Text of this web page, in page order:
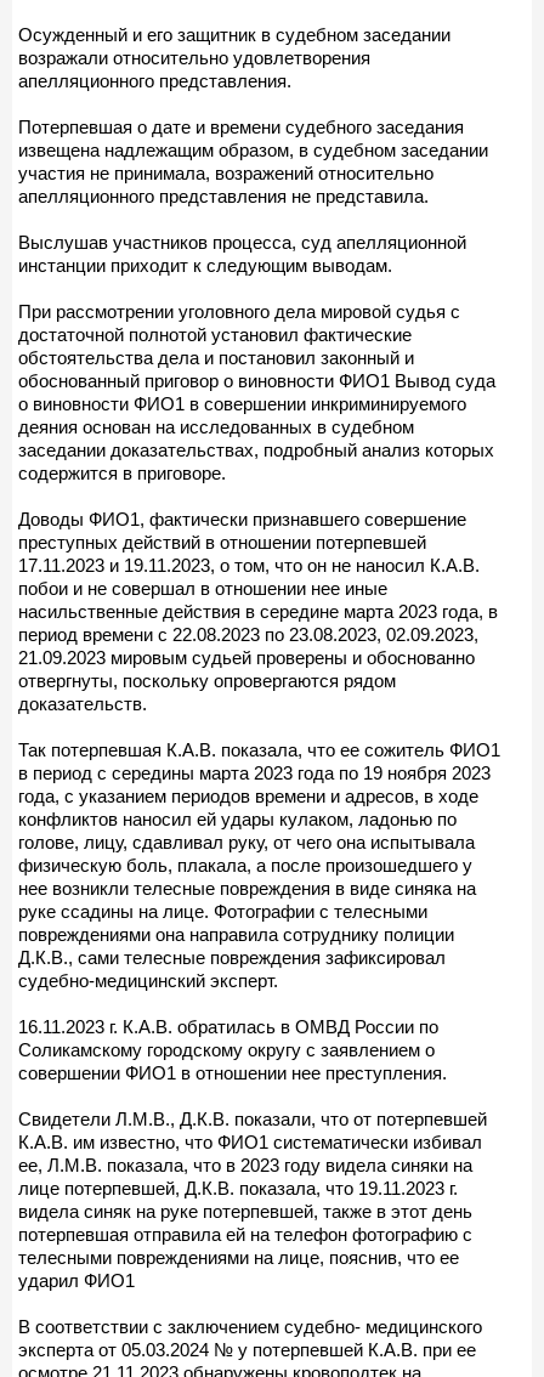
Осужденный и его защитник в судебном заседании
возражали относительно удовлетворения
апелляционного представления.
Потерпевшая о дате и времени судебного заседания
извещена надлежащим образом, в судебном заседании
участия не принимала, возражений относительно
апелляционного представления не представила.
Выслушав участников процесса, суд апелляционной
инстанции приходит к следующим выводам.
При рассмотрении уголовного дела мировой судья с
достаточной полнотой установил фактические
обстоятельства дела и постановил законный и
обоснованный приговор о виновности ФИО1 Вывод суда
о виновности ФИО1 в совершении инкриминируемого
деяния основан на исследованных в судебном
заседании доказательствах, подробный анализ которых
содержится в приговоре.
Доводы ФИО1, фактически признавшего совершение
преступных действий в отношении потерпевшей
17.11.2023 и 19.11.2023, о том, что он не наносил К.А.В.
побои и не совершал в отношении нее иные
насильственные действия в середине марта 2023 года, в
период времени с 22.08.2023 по 23.08.2023, 02.09.2023,
21.09.2023 мировым судьей проверены и обоснованно
отвергнуты, поскольку опровергаются рядом
доказательств.
Так потерпевшая К.А.В. показала, что ее сожитель ФИО1
в период с середины марта 2023 года по 19 ноября 2023
года, с указанием периодов времени и адресов, в ходе
конфликтов наносил ей удары кулаком, ладонью по
голове, лицу, сдавливал руку, от чего она испытывала
физическую боль, плакала, а после произошедшего у
нее возникли телесные повреждения в виде синяка на
руке ссадины на лице. Фотографии с телесными
повреждениями она направила сотруднику полиции
Д.К.В., сами телесные повреждения зафиксировал
судебно-медицинский эксперт.
16.11.2023 г. К.А.В. обратилась в ОМВД России по
Соликамскому городскому округу с заявлением о
совершении ФИО1 в отношении нее преступления.
Свидетели Л.М.В., Д.К.В. показали, что от потерпевшей
К.А.В. им известно, что ФИО1 систематически избивал
ее, Л.М.В. показала, что в 2023 году видела синяки на
лице потерпевшей, Д.К.В. показала, что 19.11.2023 г.
видела синяк на руке потерпевшей, также в этот день
потерпевшая отправила ей на телефон фотографию с
телесными повреждениями на лице, пояснив, что ее
ударил ФИО1
В соответствии с заключением судебно- медицинского
эксперта от 05.03.2024 № у потерпевшей К.А.В. при ее
осмотре 21.11.2023 обнаружены кровоподтек на